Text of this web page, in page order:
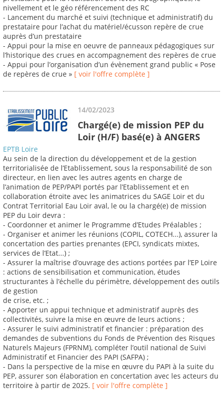
nivellement et le géo référencement des RC
- Lancement du marché et suivi (technique et administratif) du
prestataire pour l’achat du matériel/écusson repère de crue
auprès d’un prestataire
- Appui pour la mise en oeuvre de panneaux pédagogiques sur
l’historique des crues en accompagnement des repères de crue
- Appui pour l’organisation d’un évènement grand public « Pose
de repères de crue » [ voir l'offre complète ]
14/02/2023
Chargé(e) de mission PEP du
Loir (H/F) basé(e) à ANGERS
EPTB Loire
Au sein de la direction du développement et de la gestion
territorialisée de l’Etablissement, sous la responsabilité de son
directeur, en lien avec les autres agents en charge de
l’animation de PEP/PAPI portés par l’Etablissement et en
collaboration étroite avec les animatrices du SAGE Loir et du
Contrat Territorial Eau Loir aval, le ou la chargé(e) de mission
PEP du Loir devra :
- Coordonner et animer le Programme d’Etudes Préalables ;
- Organiser et animer les réunions (COPIL, COTECH...), assurer la
concertation des parties prenantes (EPCI, syndicats mixtes,
services de l’Etat...) ;
- Assurer la maîtrise d’ouvrage des actions portées par l’EP Loire
: actions de sensibilisation et communication, études
structurantes à l’échelle du périmètre, développement des outils
de gestion
de crise, etc. ;
- Apporter un appui technique et administratif auprès des
collectivités, suivre la mise en œuvre de leurs actions ;
- Assurer le suivi administratif et financier : préparation des
demandes de subventions du Fonds de Prévention des Risques
Naturels Majeurs (FPRNM), compléter l’outil national de Suivi
Administratif et Financier des PAPI (SAFPA) ;
- Dans la perspective de la mise en œuvre du PAPI à la suite du
PEP, assurer son élaboration en concertation avec les acteurs du
territoire à partir de 2025. [ voir l'offre complète ]